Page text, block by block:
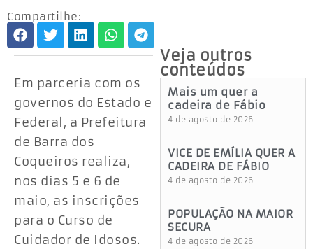
Compartilhe:
Em parceria com os
governos do Estado e
Federal, a Prefeitura
de Barra dos
Coqueiros realiza,
nos dias 5 e 6 de
maio, as inscrições
para o Curso de
Cuidador de Idosos.
Veja outros
conteúdos
Mais um quer a
cadeira de Fábio
4 de agosto de 2026
VICE DE EMÍLIA QUER A
CADEIRA DE FÁBIO
4 de agosto de 2026
POPULAÇÃO NA MAIOR
SECURA
4 de agosto de 2026